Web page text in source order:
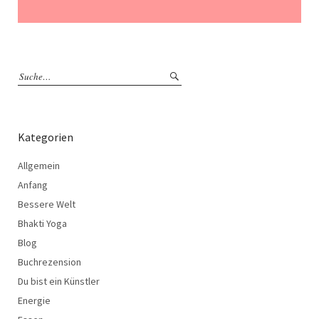
Kategorien
Allgemein
Anfang
Bessere Welt
Bhakti Yoga
Blog
Buchrezension
Du bist ein Künstler
Energie